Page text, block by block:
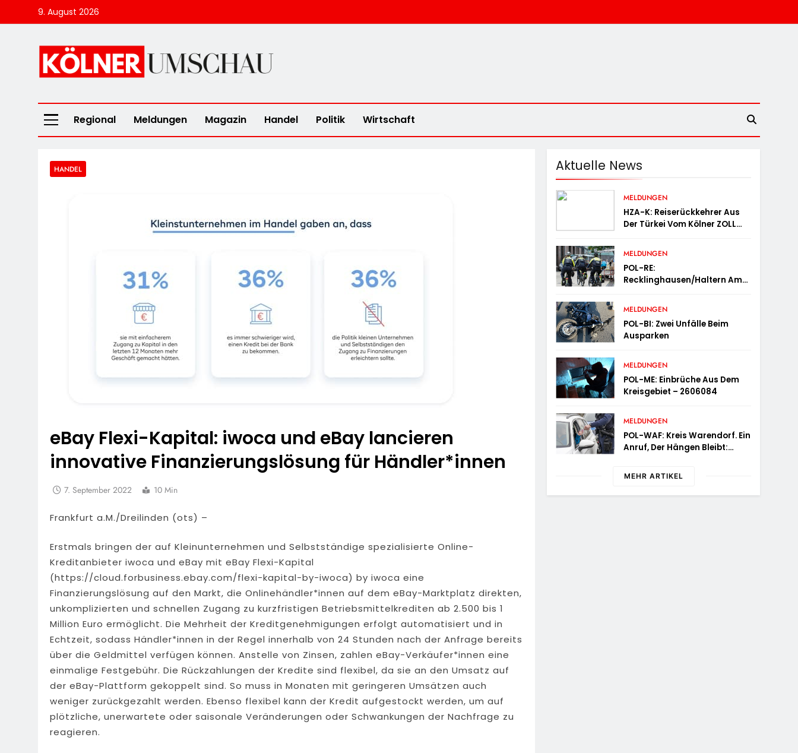
to
9. August 2026
Kölner Umschau
Regional Meldungen Magazin Handel Politik Wirtschaft
HANDEL
eBay Flexi-Kapital: iwoca und eBay lancieren
innovative Finanzierungslösung für Händler*innen
7. September 2022 10 Min
Frankfurt a.M./Dreilinden (ots) –
Erstmals bringen der auf Kleinunternehmen und Selbstständige spezialisierte Online-
Kreditanbieter iwoca und eBay mit eBay Flexi-Kapital
(https://cloud.forbusiness.ebay.com/flexi-kapital-by-iwoca) by iwoca eine
Finanzierungslösung auf den Markt, die Onlinehändler*innen auf dem eBay-Marktplatz direkten,
unkomplizierten und schnellen Zugang zu kurzfristigen Betriebsmittelkrediten ab 2.500 bis 1
Million Euro ermöglicht. Die Mehrheit der Kreditgenehmigungen erfolgt automatisiert und in
Echtzeit, sodass Händler*innen in der Regel innerhalb von 24 Stunden nach der Anfrage bereits
über die Geldmittel verfügen können. Anstelle von Zinsen, zahlen eBay-Verkäufer*innen eine
einmalige Festgebühr. Die Rückzahlungen der Kredite sind flexibel, da sie an den Umsatz auf
der eBay-Plattform gekoppelt sind. So muss in Monaten mit geringeren Umsätzen auch
weniger zurückgezahlt werden. Ebenso flexibel kann der Kredit aufgestockt werden, um auf
plötzliche, unerwartete oder saisonale Veränderungen oder Schwankungen der Nachfrage zu
reagieren.
Aktuelle News
MELDUNGEN
HZA-K: Reiserückkehrer Aus
Der Türkei Vom Kölner ZOLL
Erwischt / Gefährlicher Trend
Hält An
MELDUNGEN
POL-RE:
Recklinghausen/Haltern Am
Fahrradstaffel Zeigen Präsenz
MELDUNGEN
POL-BI: Zwei Unfälle Beim
Ausparken
MELDUNGEN
POL-ME: Einbrüche Aus Dem
Kreisgebiet – 2606084
MELDUNGEN
POL-WAF: Kreis Warendorf. Ein
Anruf, Der Hängen Bleibt:
17-Jährigen Wieder Einholt
MEHR ARTIKEL